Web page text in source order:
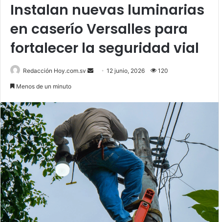
Instalan nuevas luminarias
en caserío Versalles para
fortalecer la seguridad vial
Redacción Hoy.com.sv
Send12 junio, 2026 120
Menos de un minuto